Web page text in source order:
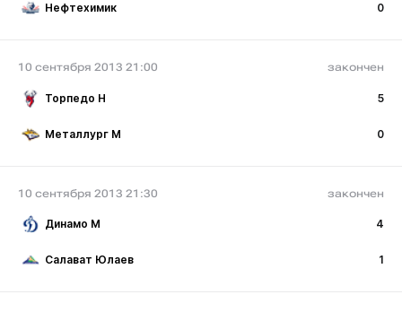
Нефтехимик 0
10 сентября 2013 21:00 закончен
Торпедо Н 5
Металлург М 0
10 сентября 2013 21:30 закончен
Динамо М 4
Салават Юлаев 1